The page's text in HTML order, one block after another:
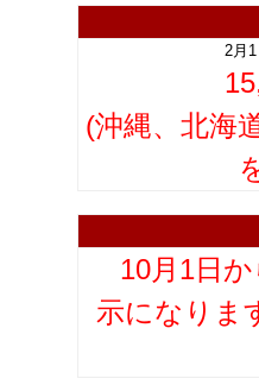
2月
(沖縄、北海
10月1日
示になりま